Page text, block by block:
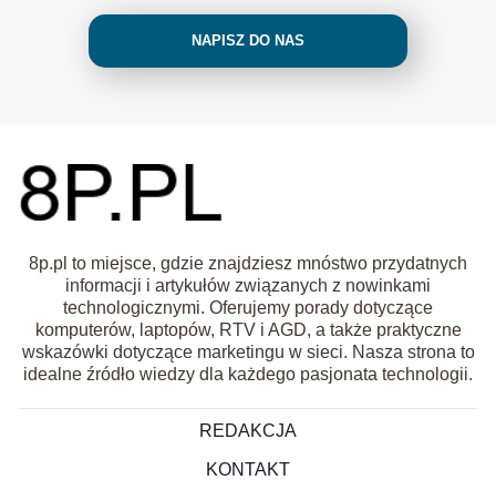
NAPISZ DO NAS
8p.pl to miejsce, gdzie znajdziesz mnóstwo przydatnych
informacji i artykułów związanych z nowinkami
technologicznymi. Oferujemy porady dotyczące
komputerów, laptopów, RTV i AGD, a także praktyczne
wskazówki dotyczące marketingu w sieci. Nasza strona to
idealne źródło wiedzy dla każdego pasjonata technologii.
REDAKCJA
KONTAKT